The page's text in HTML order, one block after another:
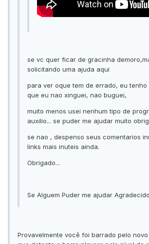
se vc quer ficar de gracinha
solicitando uma ajuda aqui
para ver oque tem de errado, eu tenho
que eu nao xinguei, nao buguei,
muito menos usei nenhum tipo de
auxilio... se puder me ajudar muito
se nao , despenso seus comentarios
links mais inuteis ainda.
Obrigado...
Se Alguem Puder me ajudar
Provavelmente você foi barrado pelo